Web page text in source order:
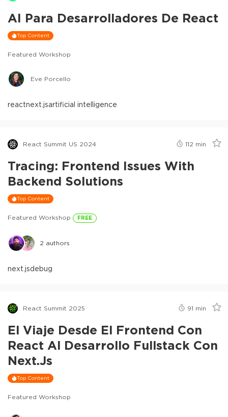
AI Para Desarrolladores De React
Top Content
Featured Workshop
Eve Porcello
reactnext.jsartificial intelligence
React Summit US 2024 112 min
Tracing: Frontend Issues With
Backend Solutions
Top Content
Featured Workshop FREE
2 authors
next.jsdebug
React Summit 2025 91 min
El Viaje Desde El Frontend Con
React Al Desarrollo Fullstack Con
Next.js
Top Content
Featured Workshop